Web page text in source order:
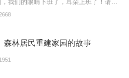
森林居民重建家园的故事
1951